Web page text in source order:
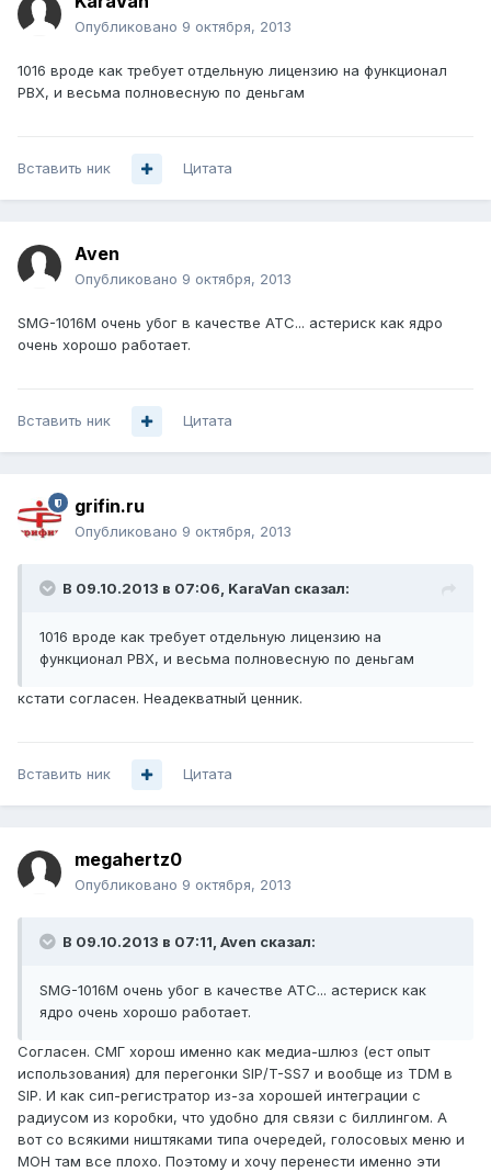
Опубликовано 9 октября, 2013
1016 вроде как требует отдельную лицензию на функционал
PBX, и весьма полновесную по деньгам
Вставить ник Цитата
Aven
Опубликовано 9 октября, 2013
SMG-1016M очень убог в качестве АТС... астериск как ядро
очень хорошо работает.
Вставить ник Цитата
grifin.ru
Опубликовано 9 октября, 2013
В 09.10.2013 в 07:06, KaraVan сказал:
1016 вроде как требует отдельную лицензию на
функционал PBX, и весьма полновесную по деньгам
кстати согласен. Неадекватный ценник.
Вставить ник Цитата
megahertz0
Опубликовано 9 октября, 2013
В 09.10.2013 в 07:11, Aven сказал:
SMG-1016M очень убог в качестве АТС... астериск как
ядро очень хорошо работает.
Согласен. СМГ хорош именно как медиа-шлюз (ест опыт
использования) для перегонки SIP/T-SS7 и вообще из TDM в
SIP. И как сип-регистратор из-за хорошей интеграции с
радиусом из коробки, что удобно для связи с биллингом. А
вот со всякими ништяками типа очередей, голосовых меню и
MOH там все плохо. Поэтому и хочу перенести именно эти